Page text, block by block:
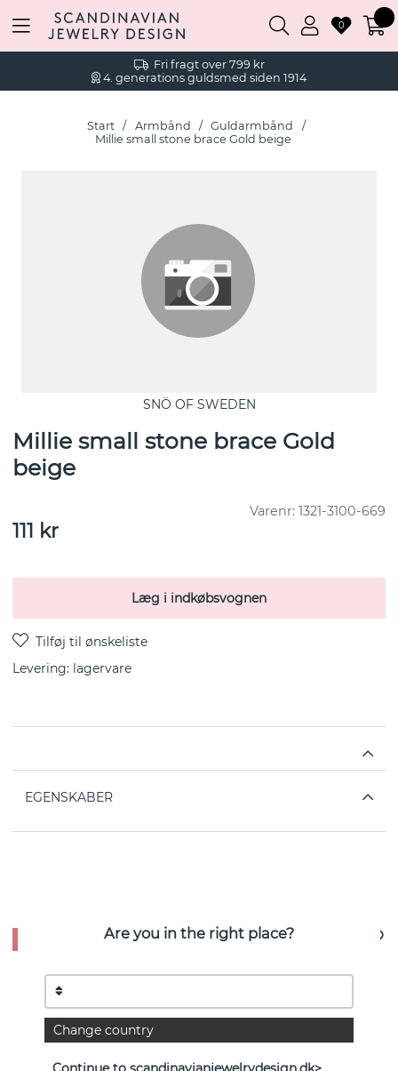
Fri fragt over 799 kr
4. generations guldsmed siden 1914
0
Start Armbånd
Guldarmbånd
Millie small stone brace Gold beige
SNÖ OF SWEDEN
Millie small stone brace Gold
beige
Varenr: 1321-3100-669
111 kr
Læg i indkøbsvognen
Levering: lagervare
EGENSKABER
Are you in the right place?
Change country